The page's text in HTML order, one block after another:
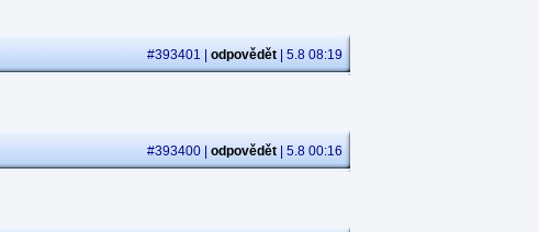
#393401 | odpovědět | 5.8 08:19
#393400 | odpovědět | 5.8 00:16